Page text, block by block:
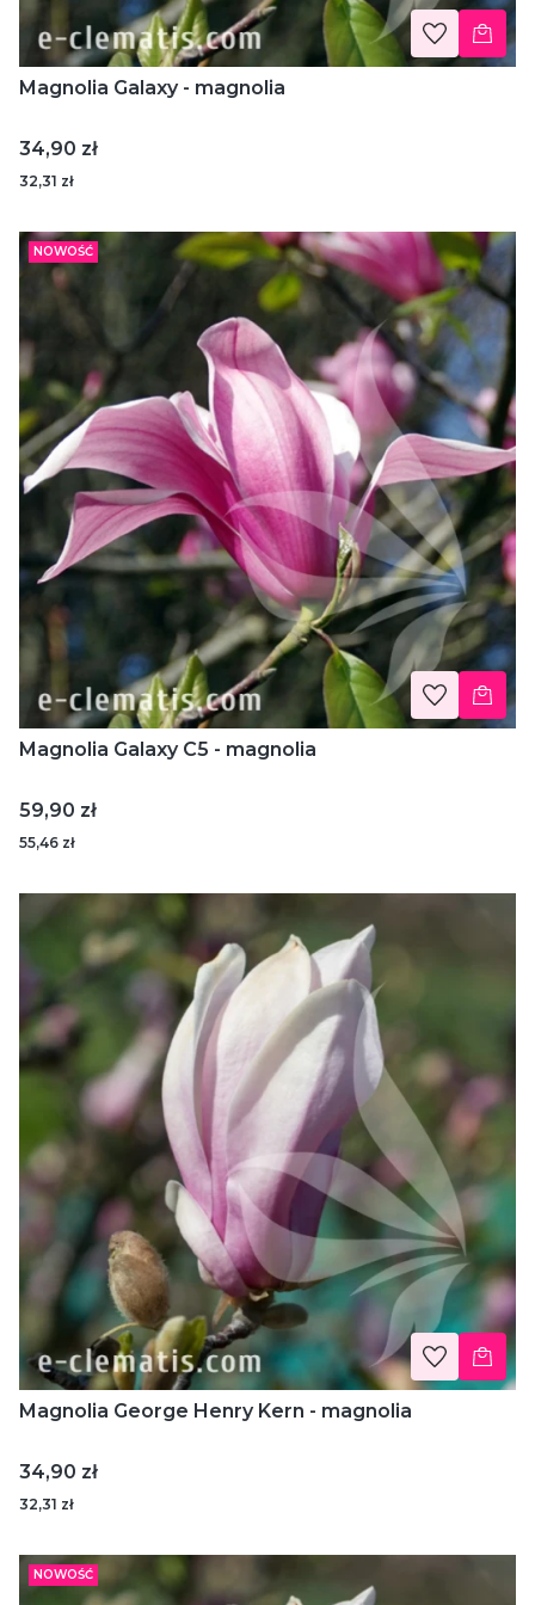
Magnolia Galaxy - magnolia
Cena
34,90 zł
32,31 zł
NOWOŚĆ
Magnolia Galaxy C5 - magnolia
Cena
59,90 zł
55,46 zł
Magnolia George Henry Kern - magnolia
Cena
34,90 zł
32,31 zł
NOWOŚĆ